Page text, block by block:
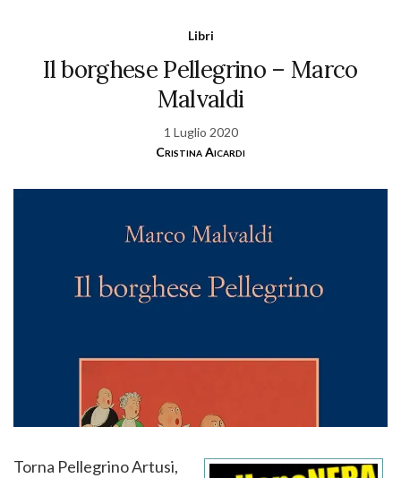
Libri
Il borghese Pellegrino – Marco
Malvaldi
1 Luglio 2020
Cristina Aicardi
Torna Pellegrino Artusi,